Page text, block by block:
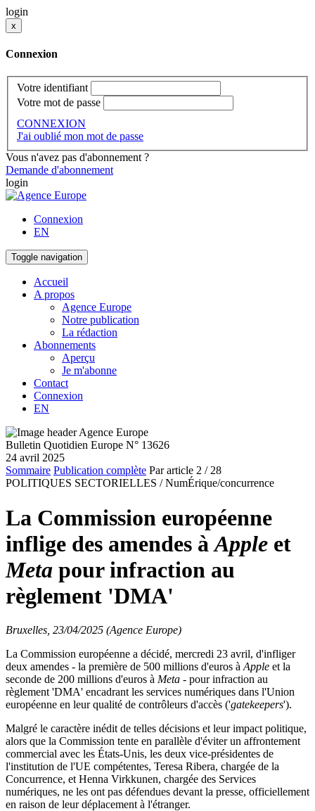
login
x
Connexion
Votre identifiant
Votre mot de passe
CONNEXION
J'ai oublié mon mot de passe
Vous n'avez pas d'abonnement ?
Demande d'abonnement
login
Connexion
EN
Toggle navigation
Accueil
A propos
Agence Europe
Notre publication
La rédaction
Abonnements
Aperçu
Je m'abonne
Contact
Connexion
EN
Bulletin Quotidien Europe N° 13626
24 avril 2025
Sommaire Publication complète Par article 2 / 28
POLITIQUES SECTORIELLES / NumÉrique/concurrence
La Commission européenne
inflige des amendes àApple et
Meta pour infraction au
règlement 'DMA'
Bruxelles, 23/04/2025 (Agence Europe)
La Commission européenne a décidé, mercredi 23 avril, d'infliger
deux amendes - la première de 500 millions d'euros à Apple et la
seconde de 200 millions d'euros à Meta - pour infraction au
règlement 'DMA' encadrant les services numériques dans l'Union
européenne en leur qualité de contrôleurs d'accès ('gatekeepers').
Malgré le caractère inédit de telles décisions et leur impact politique,
alors que la Commission tente en parallèle d'éviter un affrontement
commercial avec les États-Unis, les deux vice-présidentes de
l'institution de l'UE compétentes, Teresa Ribera, chargée de la
Concurrence, et Henna Virkkunen, chargée des Services
numériques, ne les ont pas défendues devant la presse, officiellement
en raison de leur déplacement à l'étranger.